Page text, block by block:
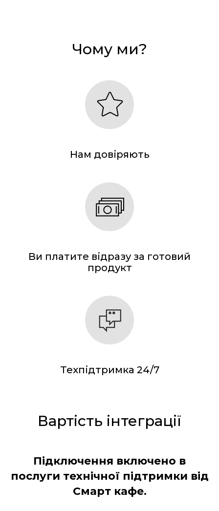
Чому ми?
Нам довіряють
Ви платите відразу за готовий
продукт
Техпідтримка 24/7
Вартість інтеграції
Підключення включено в
послуги технічної підтримки від
Смарт кафе.